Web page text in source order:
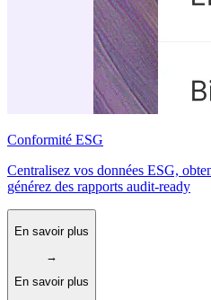
Conformité ESG
Centralisez vos données ESG,
générez des rapports audit-ready
En savoir plus
→
En savoir plus